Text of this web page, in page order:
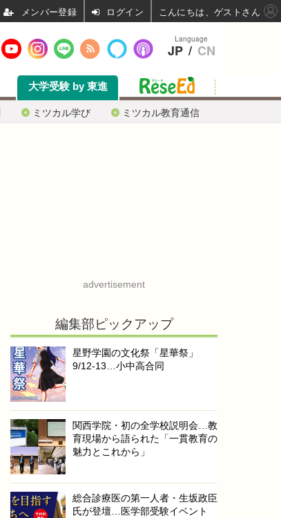
ミツカル学び ミツカル教育通信
大学受験 by 東進
advertisement
編集部ピックアップ
星野学園の文化祭「星華祭」
9/12-13…小中高合同
関西学院・初の全学校説明会…教
育現場から語られた「一貫教育の
魅力とこれから」
総合診療医の第一人者・生坂政臣
氏が登壇…医学部受験イベント
Language
JP / CN
ログイン こんにちは、ゲストさん